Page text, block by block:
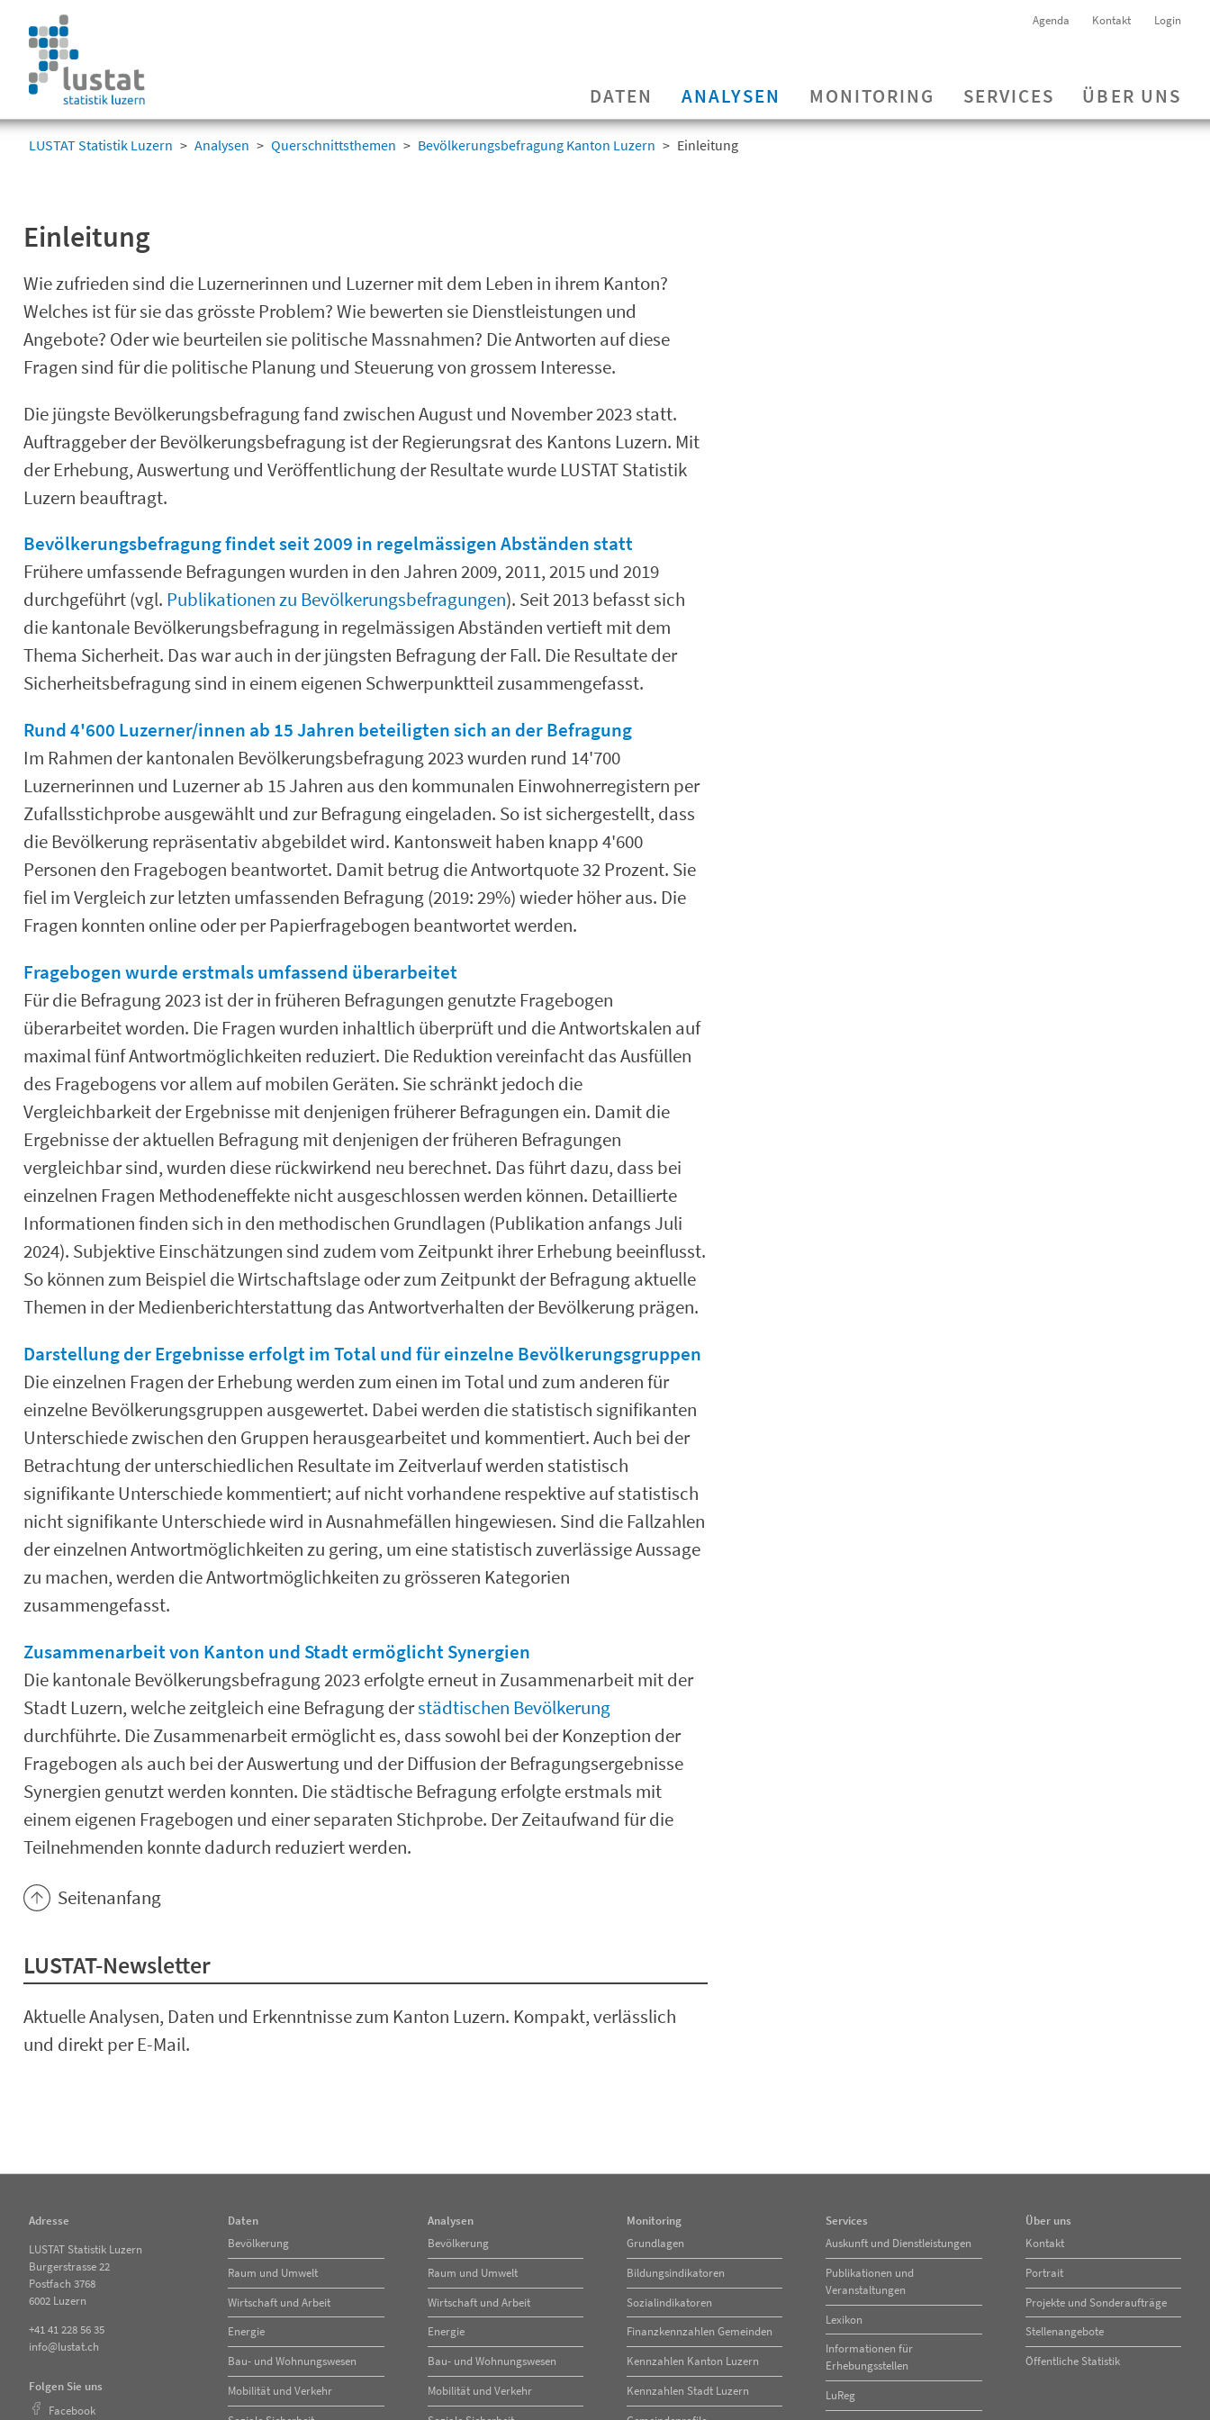
Agenda Kontakt Login
DATEN ANALYSEN MONITORING SERVICES ÜBER UNS
LUSTAT Statistik Luzern Analysen Querschnittsthemen Bevölkerungsbefragung Kanton Luzern Einleitung
Einleitung
Wie zufrieden sind die Luzernerinnen und Luzerner mit dem Leben in ihrem Kanton?
Welches ist für sie das grösste Problem? Wie bewerten sie Dienstleistungen und
Angebote? Oder wie beurteilen sie politische Massnahmen? Die Antworten auf diese
Fragen sind für die politische Planung und Steuerung von grossem Interesse.
Die jüngste Bevölkerungsbefragung fand zwischen August und November 2023 statt.
Auftraggeber der Bevölkerungsbefragung ist der Regierungsrat des Kantons Luzern. Mit
der Erhebung, Auswertung und Veröffentlichung der Resultate wurde LUSTAT Statistik
Luzern beauftragt.
Bevölkerungsbefragung findet seit 2009 in regelmässigen Abständen statt
Frühere umfassende Befragungen wurden in den Jahren 2009, 2011, 2015 und 2019
durchgeführt (vgl. Publikationen zu Bevölkerungsbefragungen). Seit 2013 befasst sich
die kantonale Bevölkerungsbefragung in regelmässigen Abständen vertieft mit dem
Thema Sicherheit. Das war auch in der jüngsten Befragung der Fall. Die Resultate der
Sicherheitsbefragung sind in einem eigenen Schwerpunktteil zusammengefasst.
Rund 4'600 Luzerner/innen ab 15 Jahren beteiligten sich an der Befragung
Im Rahmen der kantonalen Bevölkerungsbefragung 2023 wurden rund 14'700
Luzernerinnen und Luzerner ab 15 Jahren aus den kommunalen Einwohnerregistern per
Zufallsstichprobe ausgewählt und zur Befragung eingeladen. So ist sichergestellt, dass
die Bevölkerung repräsentativ abgebildet wird. Kantonsweit haben knapp 4'600
Personen den Fragebogen beantwortet. Damit betrug die Antwortquote 32 Prozent. Sie
fiel im Vergleich zur letzten umfassenden Befragung (2019: 29%) wieder höher aus. Die
Fragen konnten online oder per Papierfragebogen beantwortet werden.
Fragebogen wurde erstmals umfassend überarbeitet
Für die Befragung 2023 ist der in früheren Befragungen genutzte Fragebogen
überarbeitet worden. Die Fragen wurden inhaltlich überprüft und die Antwortskalen auf
maximal fünf Antwortmöglichkeiten reduziert. Die Reduktion vereinfacht das Ausfüllen
des Fragebogens vor allem auf mobilen Geräten. Sie schränkt jedoch die
Vergleichbarkeit der Ergebnisse mit denjenigen früherer Befragungen ein. Damit die
Ergebnisse der aktuellen Befragung mit denjenigen der früheren Befragungen
vergleichbar sind, wurden diese rückwirkend neu berechnet. Das führt dazu, dass bei
einzelnen Fragen Methodeneffekte nicht ausgeschlossen werden können. Detaillierte
Informationen finden sich in den methodischen Grundlagen (Publikation anfangs Juli
2024). Subjektive Einschätzungen sind zudem vom Zeitpunkt ihrer Erhebung beeinflusst.
So können zum Beispiel die Wirtschaftslage oder zum Zeitpunkt der Befragung aktuelle
Themen in der Medienberichterstattung das Antwortverhalten der Bevölkerung prägen.
Darstellung der Ergebnisse erfolgt im Total und für einzelne Bevölkerungsgruppen
Die einzelnen Fragen der Erhebung werden zum einen im Total und zum anderen für
einzelne Bevölkerungsgruppen ausgewertet. Dabei werden die statistisch signifikanten
Unterschiede zwischen den Gruppen herausgearbeitet und kommentiert. Auch bei der
Betrachtung der unterschiedlichen Resultate im Zeitverlauf werden statistisch
signifikante Unterschiede kommentiert; auf nicht vorhandene respektive auf statistisch
nicht signifikante Unterschiede wird in Ausnahmefällen hingewiesen. Sind die Fallzahlen
der einzelnen Antwortmöglichkeiten zu gering, um eine statistisch zuverlässige Aussage
zu machen, werden die Antwortmöglichkeiten zu grösseren Kategorien
zusammengefasst.
Zusammenarbeit von Kanton und Stadt ermöglicht Synergien
Die kantonale Bevölkerungsbefragung 2023 erfolgte erneut in Zusammenarbeit mit der
Stadt Luzern, welche zeitgleich eine Befragung derstädtischen Bevölkerung
durchführte. Die Zusammenarbeit ermöglicht es, dass sowohl bei der Konzeption der
Fragebogen als auch bei der Auswertung und der Diffusion der Befragungsergebnisse
Synergien genutzt werden konnten. Die städtische Befragung erfolgte erstmals mit
einem eigenen Fragebogen und einer separaten Stichprobe. Der Zeitaufwand für die
Teilnehmenden konnte dadurch reduziert werden.
Seitenanfang
LUSTAT-Newsletter
Aktuelle Analysen, Daten und Erkenntnisse zum Kanton Luzern. Kompakt, verlässlich
und direkt per E-Mail.
Adresse
LUSTAT Statistik Luzern
Burgerstrasse 22
Postfach 3768
6002 Luzern
+41 41 228 56 35
info@lustat.ch
Folgen Sie uns
Facebook
Daten
Navigation
überspringen
Bevölkerung
Raum und Umwelt
Wirtschaft und Arbeit
Energie
Bau- und Wohnungswesen
Mobilität und Verkehr
Analysen
Navigation
überspringen
Bevölkerung
Raum und Umwelt
Wirtschaft und Arbeit
Energie
Bau- und Wohnungswesen
Mobilität und Verkehr
Monitoring
Navigation
überspringen
Grundlagen
Bildungsindikatoren
Sozialindikatoren
Finanzkennzahlen Gemeinden
Kennzahlen Kanton Luzern
Kennzahlen Stadt Luzern
Services
Navigation
Auskunft und Dienstleistungen
Publikationen und
Veranstaltungen
Lexikon
Informationen für
Erhebungsstellen
LuReg
Über uns
Navigation
Kontakt
Portrait
Projekte und Sonderaufträge
Stellenangebote
Öffentliche Statistik